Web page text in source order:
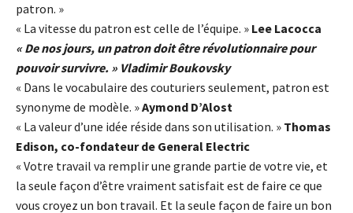
patron. »
« La vitesse du patron est celle de l’équipe. » Lee Lacocca
« De nos jours, un patron doit être révolutionnaire pour
pouvoir survivre. » Vladimir Boukovsky
« Dans le vocabulaire des couturiers seulement, patron est
synonyme de modèle. »Aymond D’Alost
« La valeur d’une idée réside dans son utilisation. » Thomas
Edison, co-fondateur de General Electric
« Votre travail va remplir une grande partie de votre vie, et
la seule façon d’être vraiment satisfait est de faire ce que
vous croyez un bon travail. Et la seule façon de faire un bon